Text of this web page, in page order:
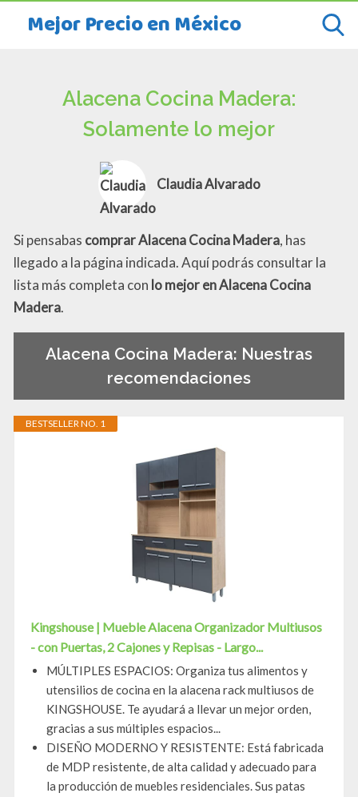
Mejor Precio en México
Alacena Cocina Madera:
Solamente lo mejor
Claudia Alvarado
Si pensabas comprar Alacena Cocina Madera, has
llegado a la página indicada. Aquí podrás consultar la
lista más completa con lo mejor en Alacena Cocina
Madera.
Alacena Cocina Madera: Nuestras
recomendaciones
BESTSELLER NO. 1
Kingshouse | Mueble Alacena Organizador Multiusos
- con Puertas, 2 Cajones y Repisas - Largo...
MÚLTIPLES ESPACIOS: Organiza tus alimentos y
utensilios de cocina en la alacena rack multiusos de
KINGSHOUSE. Te ayudará a llevar un mejor orden,
gracias a sus múltiples espacios...
DISEÑO MODERNO Y RESISTENTE: Está fabricada
de MDP resistente, de alta calidad y adecuado para
la producción de muebles residenciales. Sus patas